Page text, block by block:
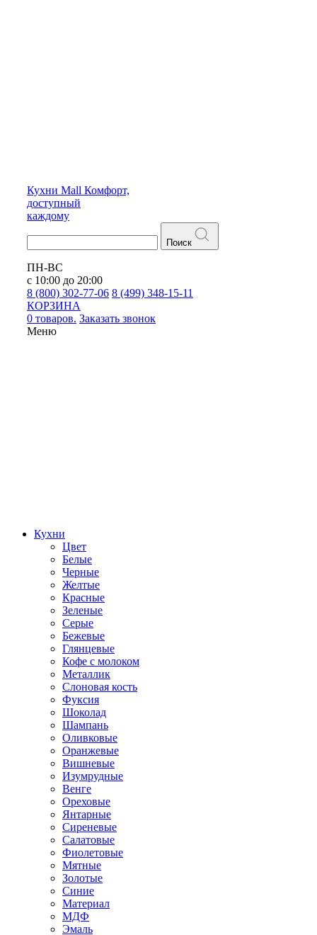
Кухни Mall Комфорт,
доступный
каждому
Поиск
ПН-ВС
с 10:00 до 20:00
8 (800) 302-77-06 8 (499) 348-15-11
КОРЗИНА
0 товаров. Заказать звонок
Меню
Кухни
Цвет
Белые
Черные
Желтые
Красные
Зеленые
Серые
Бежевые
Глянцевые
Кофе с молоком
Металлик
Слоновая кость
Фуксия
Шоколад
Шампань
Оливковые
Оранжевые
Вишневые
Изумрудные
Венге
Ореховые
Янтарные
Сиреневые
Салатовые
Фиолетовые
Мятные
Золотые
Синие
Материал
МДФ
Эмаль